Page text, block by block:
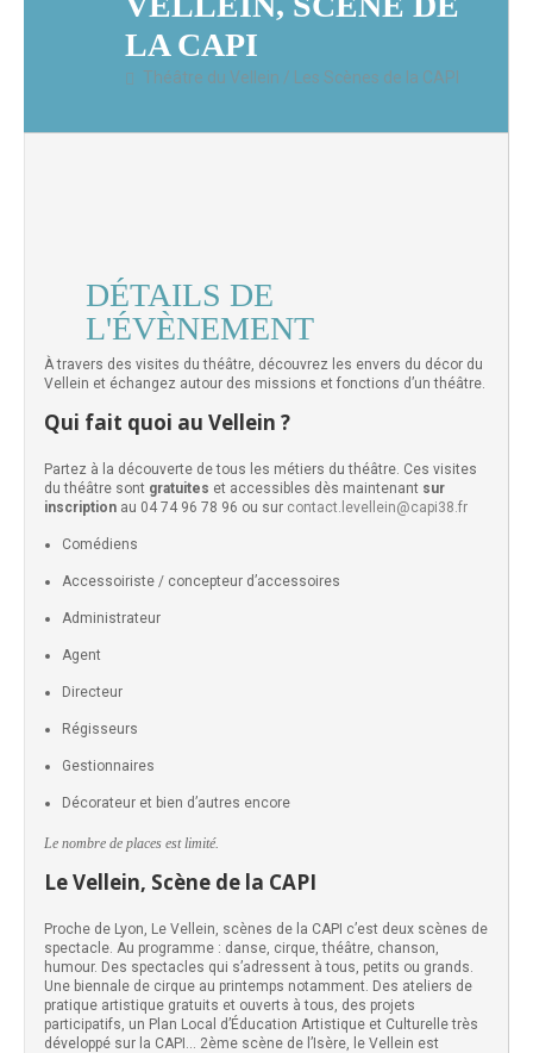
LA CAPI
Théâtre du Vellein / Les Scènes de la CAPI
DÉTAILS DE
L'ÉVÈNEMENT
À travers des visites du théâtre, découvrez les envers du décor du
Vellein et échangez autour des missions et fonctions d’un théâtre.
Qui fait quoi au Vellein ?
Partez à la découverte de tous les métiers du théâtre. Ces visites
du théâtre sont gratuites et accessibles dès maintenant sur
inscription au 04 74 96 78 96 ou sur contact.levellein@capi38.fr
Comédiens
Accessoiriste / concepteur d’accessoires
Administrateur
Agent
Directeur
Régisseurs
Gestionnaires
Décorateur et bien d’autres encore
Le nombre de places est limité.
Le Vellein, Scène de la CAPI
Proche de Lyon, Le Vellein, scènes de la CAPI c’est deux scènes de
spectacle. Au programme : danse, cirque, théâtre, chanson,
humour. Des spectacles qui s’adressent à tous, petits ou grands.
Une biennale de cirque au printemps notamment. Des ateliers de
pratique artistique gratuits et ouverts à tous, des projets
participatifs, un Plan Local d’Éducation Artistique et Culturelle très
développé sur la CAPI… 2ème scène de l’Isère, le Vellein est